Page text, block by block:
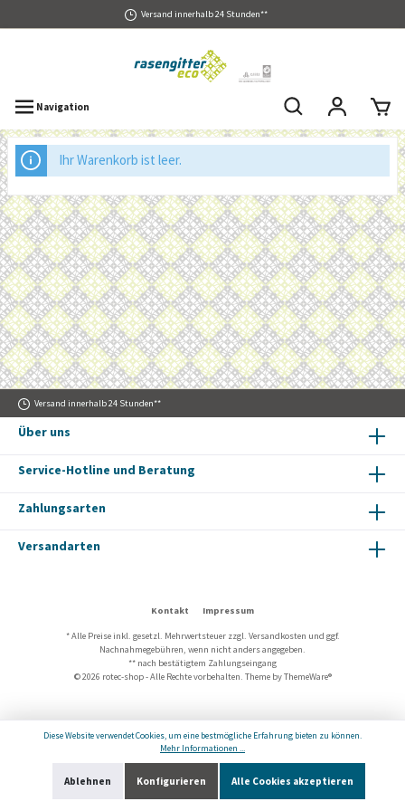
Versand innerhalb 24 Stunden**
Navigation
Ihr Warenkorb ist leer.
Versand innerhalb 24 Stunden**
Über uns
Service-Hotline und Beratung
Zahlungsarten
Versandarten
Kontakt Impressum
* Alle Preise inkl. gesetzl. Mehrwertsteuer zzgl. Versandkosten und ggf.
Nachnahmegebühren, wenn nicht anders angegeben.
** nach bestätigtem Zahlungseingang
© 2026 rotec-shop - Alle Rechte vorbehalten. Theme byThemeWare®
Diese Website verwendet Cookies, um eine bestmögliche Erfahrung bieten zu können.
Mehr Informationen ...
Ablehnen Konfigurieren Alle Cookies akzeptieren